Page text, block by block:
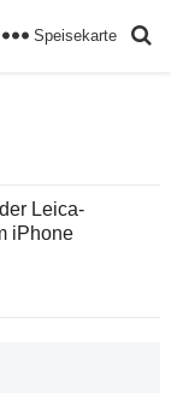
Speisekarte
Leica-
iPhone